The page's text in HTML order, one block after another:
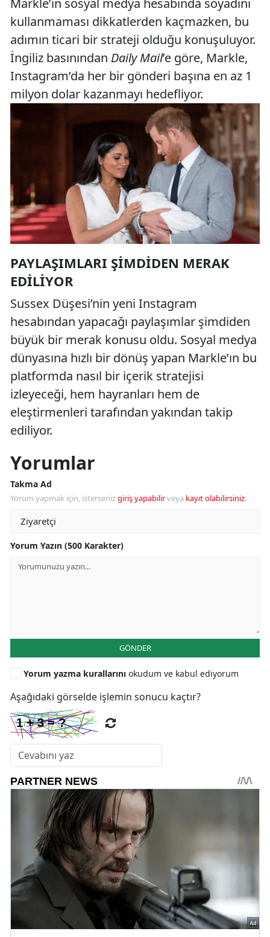
kullanmaması dikkatlerden kaçmazken, bu
adımın ticari bir strateji olduğu konuşuluyor.
İngiliz basınından Daily Mail’e göre, Markle,
Instagram’da her bir gönderi başına en az 1
milyon dolar kazanmayı hedefliyor.
PAYLAŞIMLARI ŞIMDIDEN MERAK
EDILIYOR
Sussex Düşesi’nin yeni Instagram
hesabından yapacağı paylaşımlar şimdiden
büyük bir merak konusu oldu. Sosyal medya
dünyasına hızlı bir dönüş yapan Markle’ın bu
platformda nasıl bir içerik stratejisi
izleyeceği, hem hayranları hem de
eleştirmenleri tarafından yakından takip
ediliyor.
Yorumlar
Takma Ad
Yorum yapmak için, istersenizgiriş yapabilirveya kayıt olabilirsiniz.
Yorum Yazın (500 Karakter)
GÖNDER
Yorum yazma kurallarını okudum ve kabul ediyorum
Aşağıdaki görselde işlemin sonucu kaçtır?